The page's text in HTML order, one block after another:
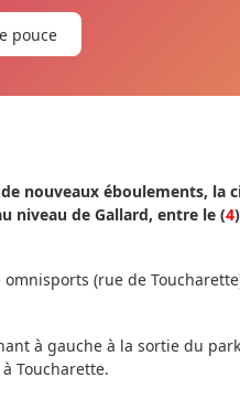
pouce
nouveaux éboulements, la
niveau de Gallard, entre le (4
(rue de
à gauche à la sortie du
Toucharette.